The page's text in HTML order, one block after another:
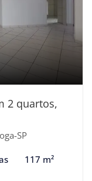
2 quartos,
SP
117 m²